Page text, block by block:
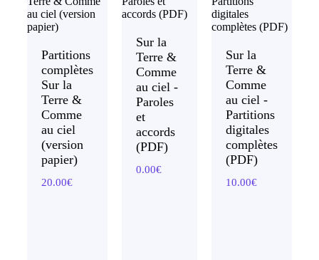
Partitions
complètes
Sur la
Terre &
Comme
au ciel
(version
papier)
20.00€
Sur la
Terre &
Comme
au ciel -
Paroles
et
accords
(PDF)
0.00€
Sur la
Terre &
Comme
au ciel -
Partitions
digitales
complètes
(PDF)
10.00€